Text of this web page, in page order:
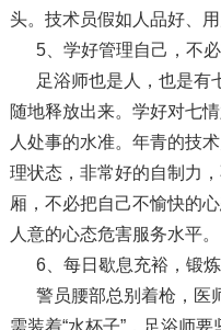
头。技术员假如人品好、
5、学好管理自己，不
足浴师也是人，也是有
随地释放出来。学好对七
人处事的水准。年青的技
理状态，非常好的自制力
厢，不必把自己不愉快的
人意的心态危害服务水平。
6、每日歇息充裕，锻
警员腰部总别着枪，医